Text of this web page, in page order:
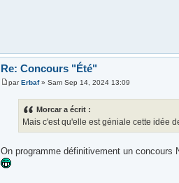
Re: Concours "Été"
parErbaf» Sam Sep 14, 2024 13:09
Morcar a écrit :
Mais c'est qu'elle est géniale cette idée
On programme définitivement un concours